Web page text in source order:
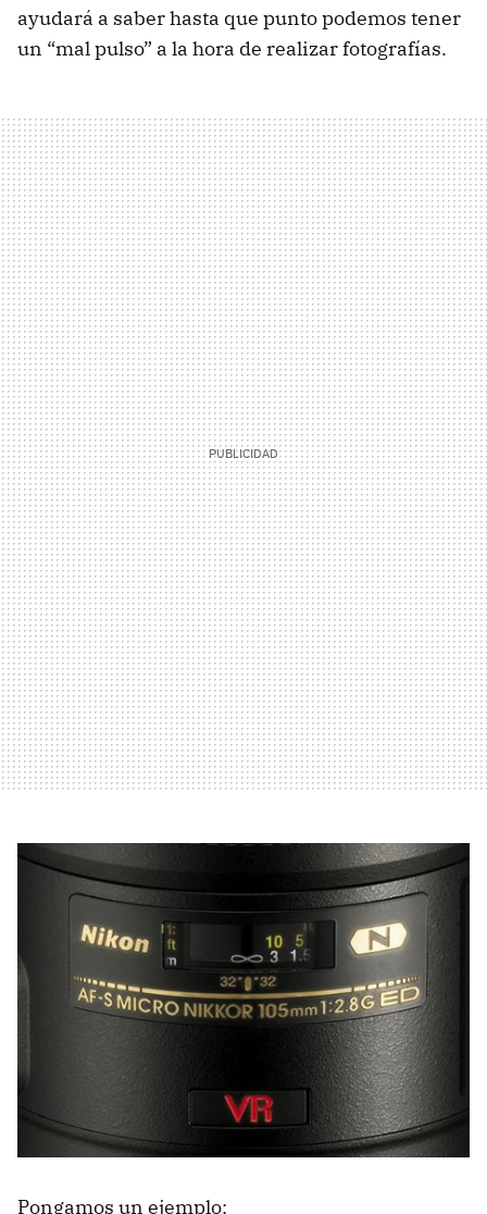
ayudará a saber hasta que punto podemos tener
un “mal pulso” a la hora de realizar fotografías.
Pongamos un ejemplo: